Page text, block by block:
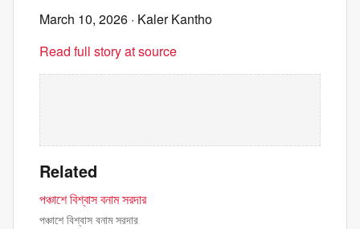
March 10, 2026 · Kaler Kantho
Read full story at source
Related
পঞ্চাশে বিশ্বাস বনাম সরদার
পঞ্চাশে বিশ্বাস বনাম সরদার